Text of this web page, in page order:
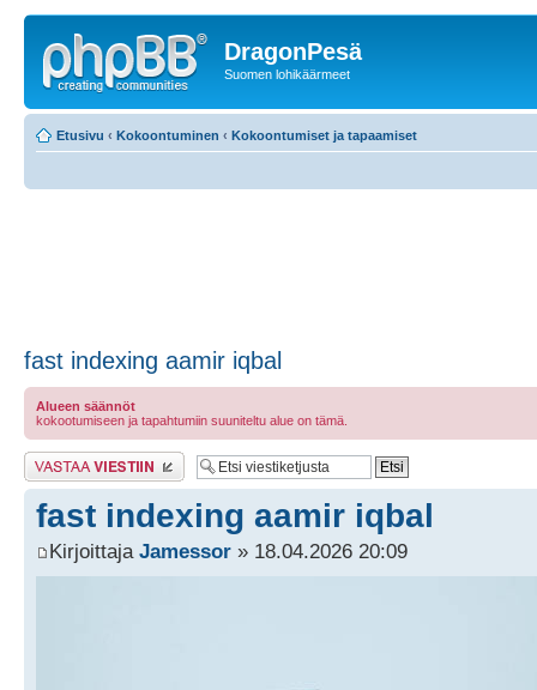
DragonPesä
Suomen lohikäärmeet
Etusivu ‹ Kokoontuminen ‹ Kokoontumiset ja tapaamiset
fast indexing aamir iqbal
Alueen säännöt
kokootumiseen ja tapahtumiin suuniteltu alue on tämä.
Lähetä vastaus
fast indexing aamir iqbal
Kirjoittaja Jamessor » 18.04.2026 20:09